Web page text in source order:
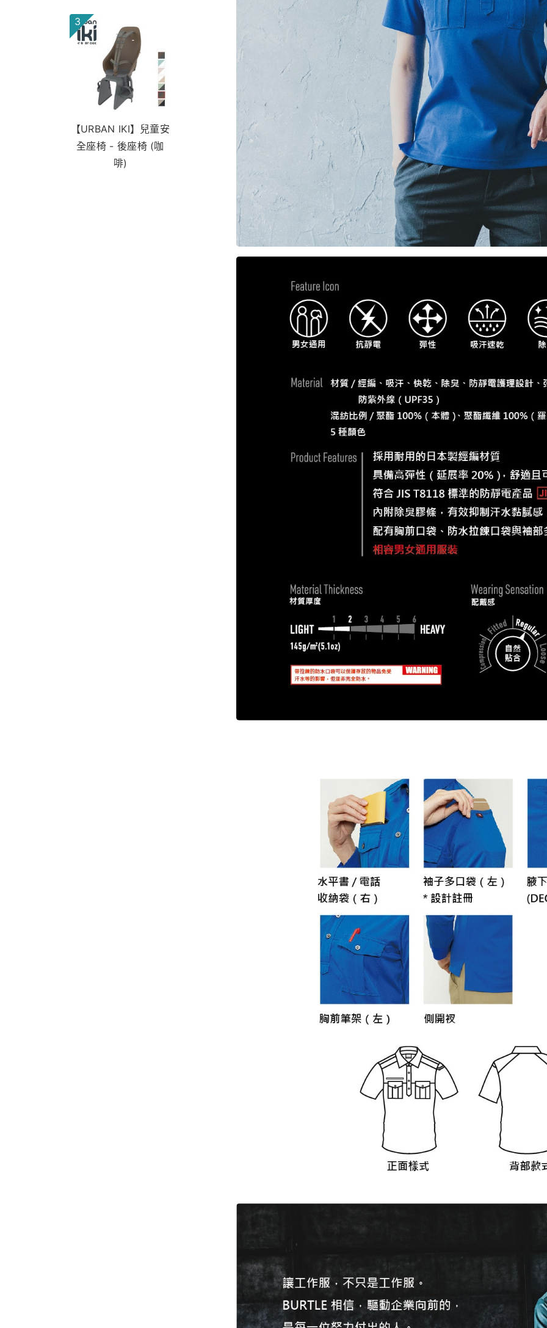
3
【URBAN IKI】兒童安
全座椅 - 後座椅 (咖
啡)